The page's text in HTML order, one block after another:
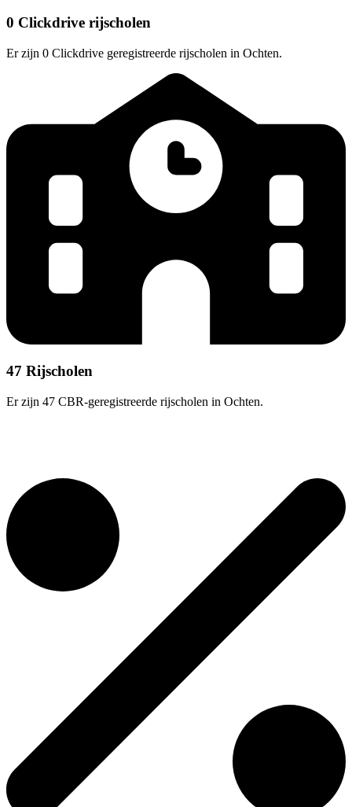
0 Clickdrive rijscholen
Er zijn 0 Clickdrive geregistreerde rijscholen in Ochten.
47 Rijscholen
Er zijn 47 CBR-geregistreerde rijscholen in Ochten.